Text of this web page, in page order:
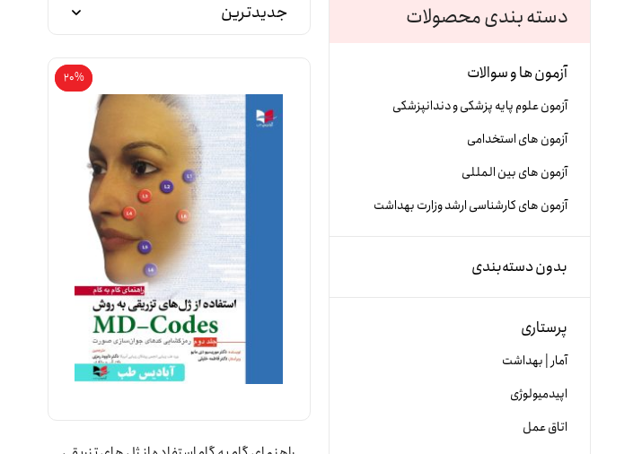
دسته بندی محصولات
آزمون ها و سوالات
آزمون علوم پایه پزشکی و دندانپزشکی
آزمون های استخدامی
آزمون های بین المللی
آزمون های کارشناسی ارشد وزارت بهداشت
بدون دسته‌بندی
پرستاری
آمار | بهداشت
اپیدمیولوژی
اتاق عمل
20%
20%